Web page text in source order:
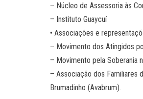
– Núcleo de Assessoria às
– Instituto Guaycuí
• Associações e
– Movimento dos Atingidos
– Movimento pela Soberania
– Associação dos Familiares
Brumadinho (Avabrum).